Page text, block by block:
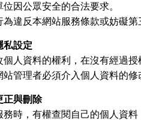
位因公眾安全的合法要求。
為違反本網站服務條款或妨礙
私設定
人資料的權利，在沒有經過
站管理者必須介入個人資料的修
正與刪除
務時，有權查閱自己的個人資